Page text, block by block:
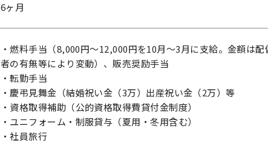
6ヶ月
・燃料手当（8,000円～12,000円を10月～3月に支給。金額は配
者の有無等により変動）、販売奨励手当
・転勤手当
・慶弔見舞金（結婚祝い金（3万）出産祝い金（2万）等
・資格取得補助（公的資格取得費貸付金制度）
・ユニフォーム・制服貸与（夏用・冬用含む）
・社員旅行